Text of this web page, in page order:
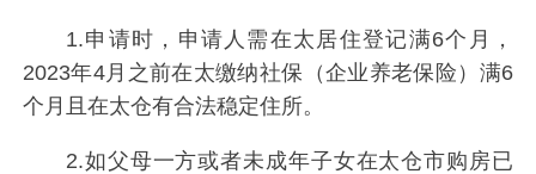
1.申请时，申请人需在太居住登记满6个月，
2023年4月之前在太缴纳社保（企业养老保险）满6
个月且在太仓有合法稳定住所。
2.如父母一方或者未成年子女在太仓市购房已